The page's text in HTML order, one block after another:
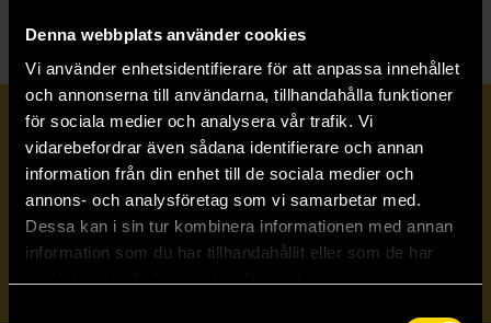
Denna webbplats använder cookies
Vi använder enhetsidentifierare för att anpassa innehållet
och annonserna till användarna, tillhandahålla funktioner
för sociala medier och analysera vår trafik. Vi
vidarebefordrar även sådana identifierare och annan
information från din enhet till de sociala medier och
annons- och analysföretag som vi samarbetar med.
Dessa kan i sin tur kombinera informationen med annan
information som du har tillhandahållit eller som de har
Prenumerera på vårt nyhetsbrev
Veckobrevet
Skicka